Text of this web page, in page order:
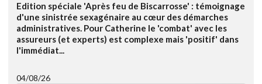
Edition spéciale 'Après feu de Biscarrosse' : témoignage
d'une sinistrée sexagénaire au cœur des démarches
administratives. Pour Catherine le 'combat' avec les
assureurs (et experts) est complexe mais 'positif' dans
l'immédiat...
04/08/26